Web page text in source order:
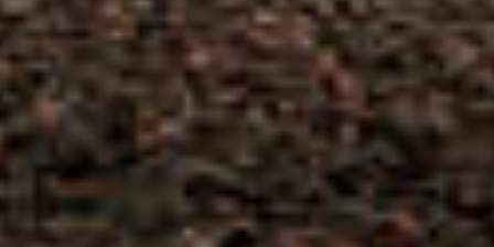
CHOIX DE RIMAY BLANC